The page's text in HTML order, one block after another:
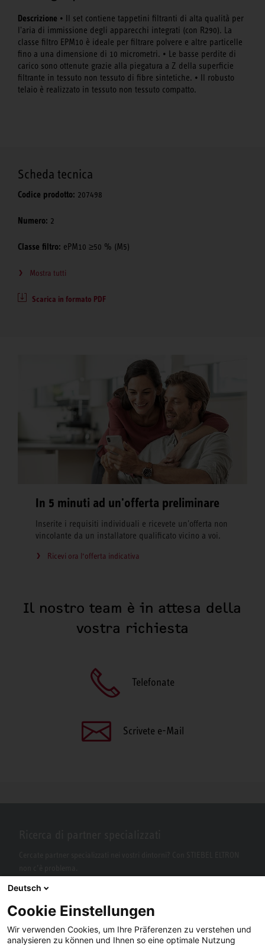
Descrizione • Il set contiene tappetini filtranti di alta qualità per
l'aria di immissione degli apparecchi integrati (con R290). La
classe filtro EPM10 è ideale per filtrare polvere e altre particelle
fino a una dimensione di 10 micrometri. • Le basse perdite di
carico sono ottenute grazie alla piegatura a Z della superficie
filtrante in tessuto non tessuto di fibre sintetiche. • Il robusto
telaio è realizzato in tessuto non tessuto compatto.
Scheda tecnica
Codice prodotto: 207498
Numero: 2
Classe filtro: ePM10 ≥50 % (M5)
Mostra tutti
Scarica in formato PDF
In 5 minuti ad un'offerta preliminare
Inserite i requisiti individuali e ricevete un'offerta non
vincolante da un installatore qualificato vicino a voi.
Ricevi ora l‘offerta indicativa
Il nostro team è in attesa della
vostra richiesta
Telefonate
Scrivete e-Mail
Deutsch
Cookie Einstellungen
Wir verwenden Cookies, um Ihre Präferenzen zu verstehen und
analysieren zu können und Ihnen so eine optimale Nutzung